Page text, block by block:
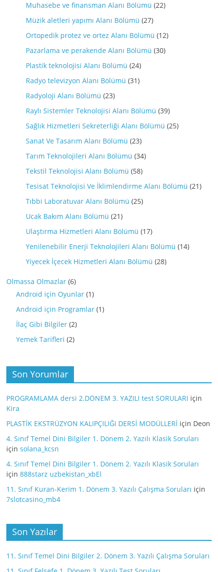
Muhasebe ve finansman Alanı Bölümü (22)
Müzik aletleri yapımı Alanı Bölümü (27)
Ortopedik protez ve ortez Alanı Bölümü (12)
Pazarlama ve perakende Alanı Bölümü (30)
Plastik teknolojisi Alanı Bölümü (24)
Radyo televizyon Alanı Bölümü (31)
Radyoloji Alanı Bölümü (23)
Raylı Sistemler Teknolojisi Alanı Bölümü (39)
Sağlık Hizmetleri Sekreterliği Alanı Bölümü (25)
Sanat Ve Tasarım Alanı Bölümü (23)
Tarım Teknolojileri Alanı Bölümü (34)
Tekstil Teknolojisi Alanı Bölümü (58)
Tesisat Teknolojisi Ve İklimlendirme Alanı Bölümü (21)
Tıbbi Laboratuvar Alanı Bölümü (25)
Ucak Bakım Alanı Bölümü (21)
Ulaştırma Hizmetleri Alanı Bölümü (17)
Yenilenebilir Enerji Teknolojileri Alanı Bölümü (14)
Yiyecek İçecek Hizmetleri Alanı Bölümü (28)
Olmassa Olmazlar (6)
Android için Oyunlar (1)
Android için Programlar (1)
İlaç Gibi Bilgiler (2)
Yemek Tarifleri (2)
Son Yorumlar
PROGRAMLAMA dersi 2.DÖNEM 3. YAZILI test SORULARI için
Kira
PLASTİK EKSTRÜZYON KALIPÇILIĞI DERSİ MODÜLLERİ için Deon
4. Sınıf Temel Dini Bilgiler 1. Dönem 2. Yazılı Klasik Soruları
içinsolana_kcsn
4. Sınıf Temel Dini Bilgiler 1. Dönem 2. Yazılı Klasik Soruları
için888starz uzbekistan_xbEl
11. Sınıf Kuran-Kerim 1. Dönem 3. Yazılı Çalışma Soruları için
7slotcasino_mb4
Son Yazılar
11. Sınıf Temel Dini Bilgiler 2. Dönem 3. Yazılı Çalışma Soruları